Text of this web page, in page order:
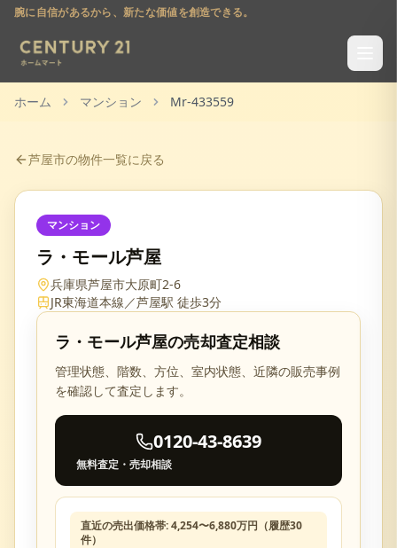
腕に自信があるから、新たな価値を創造できる。
ホーム マンション Mr-433559
芦屋市の物件一覧に戻る
マンション
ラ・モール芦屋
兵庫県芦屋市大原町2-6
JR東海道本線／芦屋駅 徒歩3分
ラ・モール芦屋の売却査定相談
管理状態、階数、方位、室内状態、近隣の販売事例
を確認して査定します。
0120-43-8639
無料査定・売却相談
直近の売出価格帯:4,254〜6,880万円（履歴30
件）